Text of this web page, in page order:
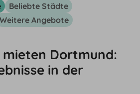
Beliebte Städte
Weitere Angebote
Dortmund:
in der